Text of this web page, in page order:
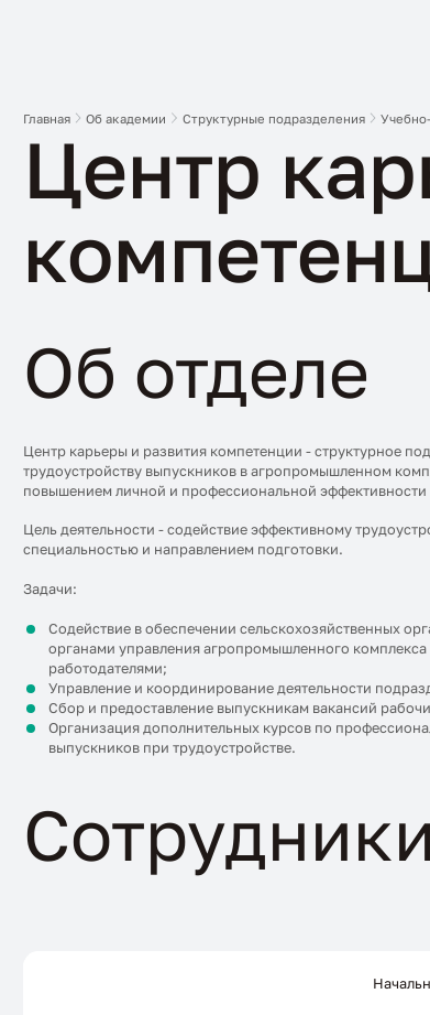
Главная Об академии Структурные подразделения
Центр
Об отделе
Центр карьеры и развития компетенции - структурное
трудоустройству выпускников в агропромышленном
повышением личной и профессиональной эффективности
Цель деятельности - содействие эффективному
специальностью и направлением подготовки.
Задачи:
Содействие в обеспечении сельскохозяйственных
органами управления агропромышленного
работодателями;
Управление и координирование деятельности
Сбор и предоставление выпускникам вакансий
Организация дополнительных курсов по
выпускников при трудоустройстве.
Сотрудники